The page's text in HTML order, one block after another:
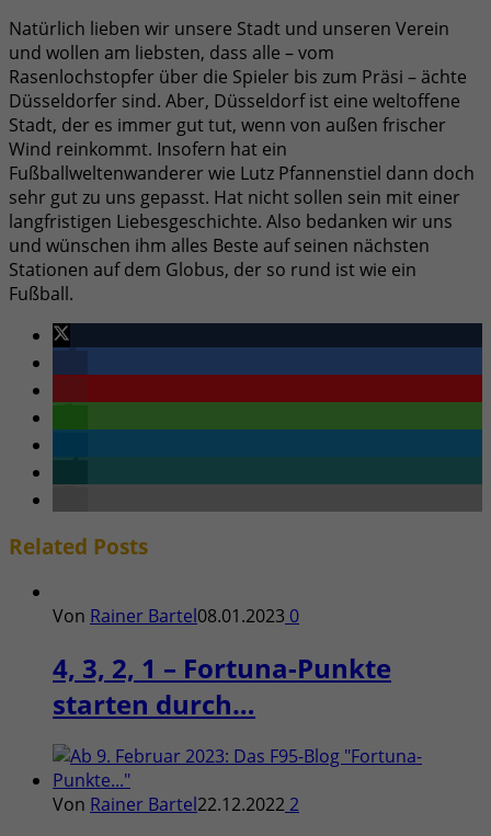
Natürlich lieben wir unsere Stadt und unseren Verein
und wollen am liebsten, dass alle – vom
Rasenlochstopfer über die Spieler bis zum Präsi – ächte
Düsseldorfer sind. Aber, Düsseldorf ist eine weltoffene
Stadt, der es immer gut tut, wenn von außen frischer
Wind reinkommt. Insofern hat ein
Fußballweltenwanderer wie Lutz Pfannenstiel dann doch
sehr gut zu uns gepasst. Hat nicht sollen sein mit einer
langfristigen Liebesgeschichte. Also bedanken wir uns
und wünschen ihm alles Beste auf seinen nächsten
Stationen auf dem Globus, der so rund ist wie ein
Fußball.
Related Posts
Von Rainer Bartel08.01.2023 0
4, 3, 2, 1 – Fortuna-Punkte
starten durch…
Von Rainer Bartel22.12.2022 2